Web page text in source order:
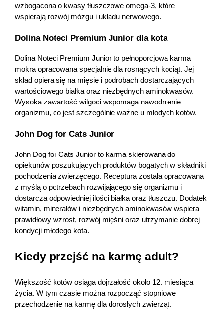
wzbogacona o kwasy tłuszczowe omega-3, które
wspierają rozwój mózgu i układu nerwowego.
Dolina Noteci Premium Junior dla kota
Dolina Noteci Premium Junior to pełnoporcjowa karma
mokra opracowana specjalnie dla rosnących kociąt. Jej
skład opiera się na mięsie i podrobach dostarczających
wartościowego białka oraz niezbędnych aminokwasów.
Wysoka zawartość wilgoci wspomaga nawodnienie
organizmu, co jest szczególnie ważne u młodych kotów.
John Dog for Cats Junior
John Dog for Cats Junior to karma skierowana do
opiekunów poszukujących produktów bogatych w składniki
pochodzenia zwierzęcego. Receptura została opracowana
z myślą o potrzebach rozwijającego się organizmu i
dostarcza odpowiedniej ilości białka oraz tłuszczu. Dodatek
witamin, minerałów i niezbędnych aminokwasów wspiera
prawidłowy wzrost, rozwój mięśni oraz utrzymanie dobrej
kondycji młodego kota.
Kiedy przejść na karmę adult?
Większość kotów osiąga dojrzałość około 12. miesiąca
życia. W tym czasie można rozpocząć stopniowe
przechodzenie na karmę dla dorosłych zwierząt.